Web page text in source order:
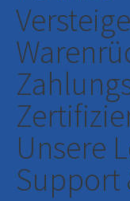
Unsere
Support